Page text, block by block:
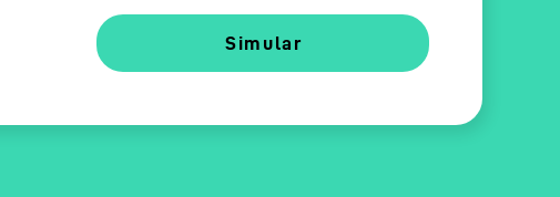
Simular